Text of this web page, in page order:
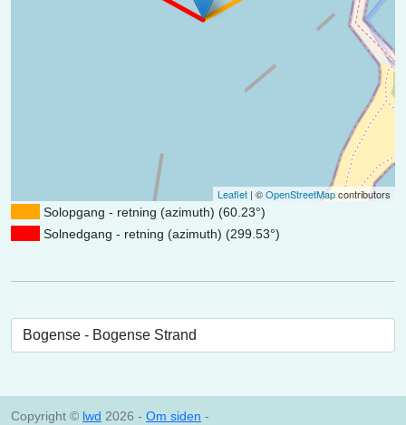
Leaflet | ©OpenStreetMapcontributors
Solopgang - retning (azimuth) (60.23°)
Solnedgang - retning (azimuth) (299.53°)
Copyright © lwd 2026 - Om siden -